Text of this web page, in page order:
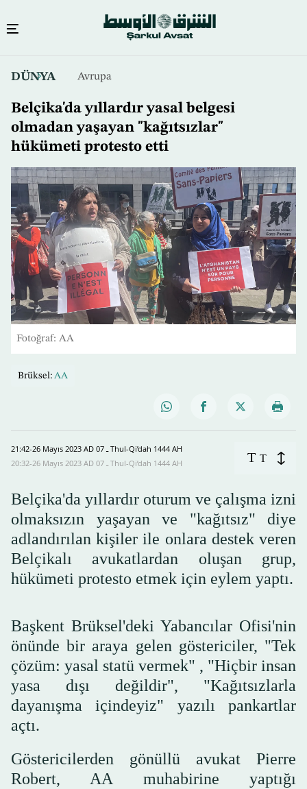
içeriğe
atla
DÜNYA Avrupa
Belçika'da yıllardır yasal belgesi
olmadan yaşayan "kağıtsızlar"
hükümeti protesto etti
Fotoğraf: AA
Brüksel: AA
21:42-26 Mayıs 2023 AD ـ 07 Thul-Qi’dah 1444 AH
20:32-26 Mayıs 2023 AD ـ 07 Thul-Qi’dah 1444 AH
T T
Belçika'da yıllardır oturum ve çalışma izni
olmaksızın yaşayan ve "kağıtsız" diye
adlandırılan kişiler ile onlara destek veren
Belçikalı avukatlardan oluşan grup,
hükümeti protesto etmek için eylem yaptı.
Başkent Brüksel'deki Yabancılar Ofisi'nin
önünde bir araya gelen göstericiler, "Tek
çözüm: yasal statü vermek" , "Hiçbir insan
yasa dışı değildir", "Kağıtsızlarla
dayanışma içindeyiz" yazılı pankartlar
açtı.
Göstericilerden gönüllü avukat Pierre
Robert, AA muhabirine yaptığı